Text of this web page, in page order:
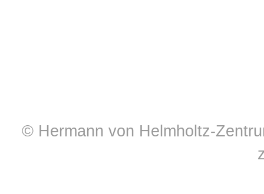
© Hermann von Helmholtz-